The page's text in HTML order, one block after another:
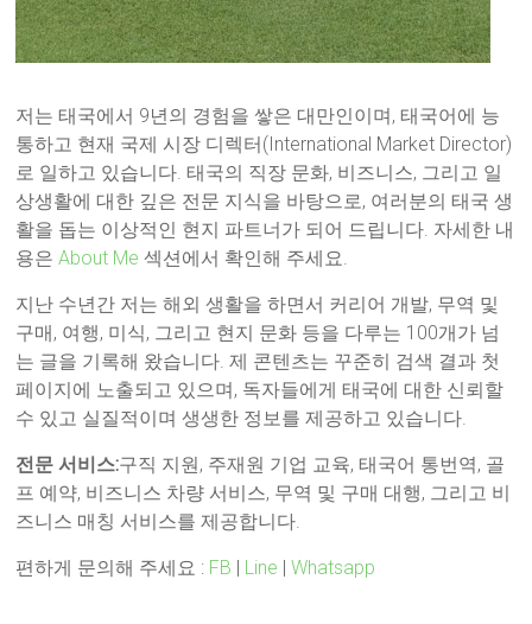
저는 태국에서 9년의 경험을 쌓은 대만인이며, 태국어에 능
통하고 현재 국제 시장 디렉터(International Market Director)
로 일하고 있습니다. 태국의 직장 문화, 비즈니스, 그리고 일
상생활에 대한 깊은 전문 지식을 바탕으로, 여러분의 태국 생
활을 돕는 이상적인 현지 파트너가 되어 드립니다. 자세한 내
용은About Me 섹션에서 확인해 주세요.
지난 수년간 저는 해외 생활을 하면서 커리어 개발, 무역 및
구매, 여행, 미식, 그리고 현지 문화 등을 다루는 100개가 넘
는 글을 기록해 왔습니다. 제 콘텐츠는 꾸준히 검색 결과 첫
페이지에 노출되고 있으며, 독자들에게 태국에 대한 신뢰할
수 있고 실질적이며 생생한 정보를 제공하고 있습니다.
전문 서비스:구직 지원, 주재원 기업 교육, 태국어 통번역, 골
프 예약, 비즈니스 차량 서비스, 무역 및 구매 대행, 그리고 비
즈니스 매칭 서비스를 제공합니다.
편하게 문의해 주세요 : FB | Line |Whatsapp